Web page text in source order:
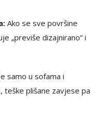
Ako se sve površine
„previše dizajnirano“ i
samo u sofama i
teške plišane zavjese pa